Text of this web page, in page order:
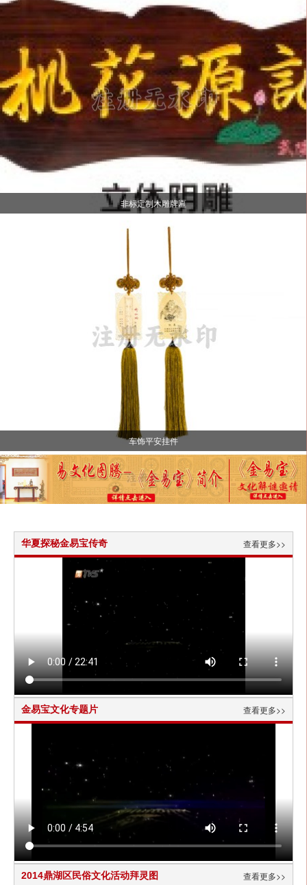
非标定制木雕牌匾
车饰平安挂件
查看更多>>
华夏探秘金易宝传奇
查看更多>>
金易宝文化专题片
查看更多>>
2014鼎湖区民俗文化活动拜灵图